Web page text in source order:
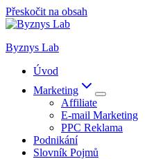
Přeskočit na obsah
Byznys Lab
Úvod
Marketing
Affiliate
E-mail Marketing
PPC Reklama
Podnikání
Slovník Pojmů